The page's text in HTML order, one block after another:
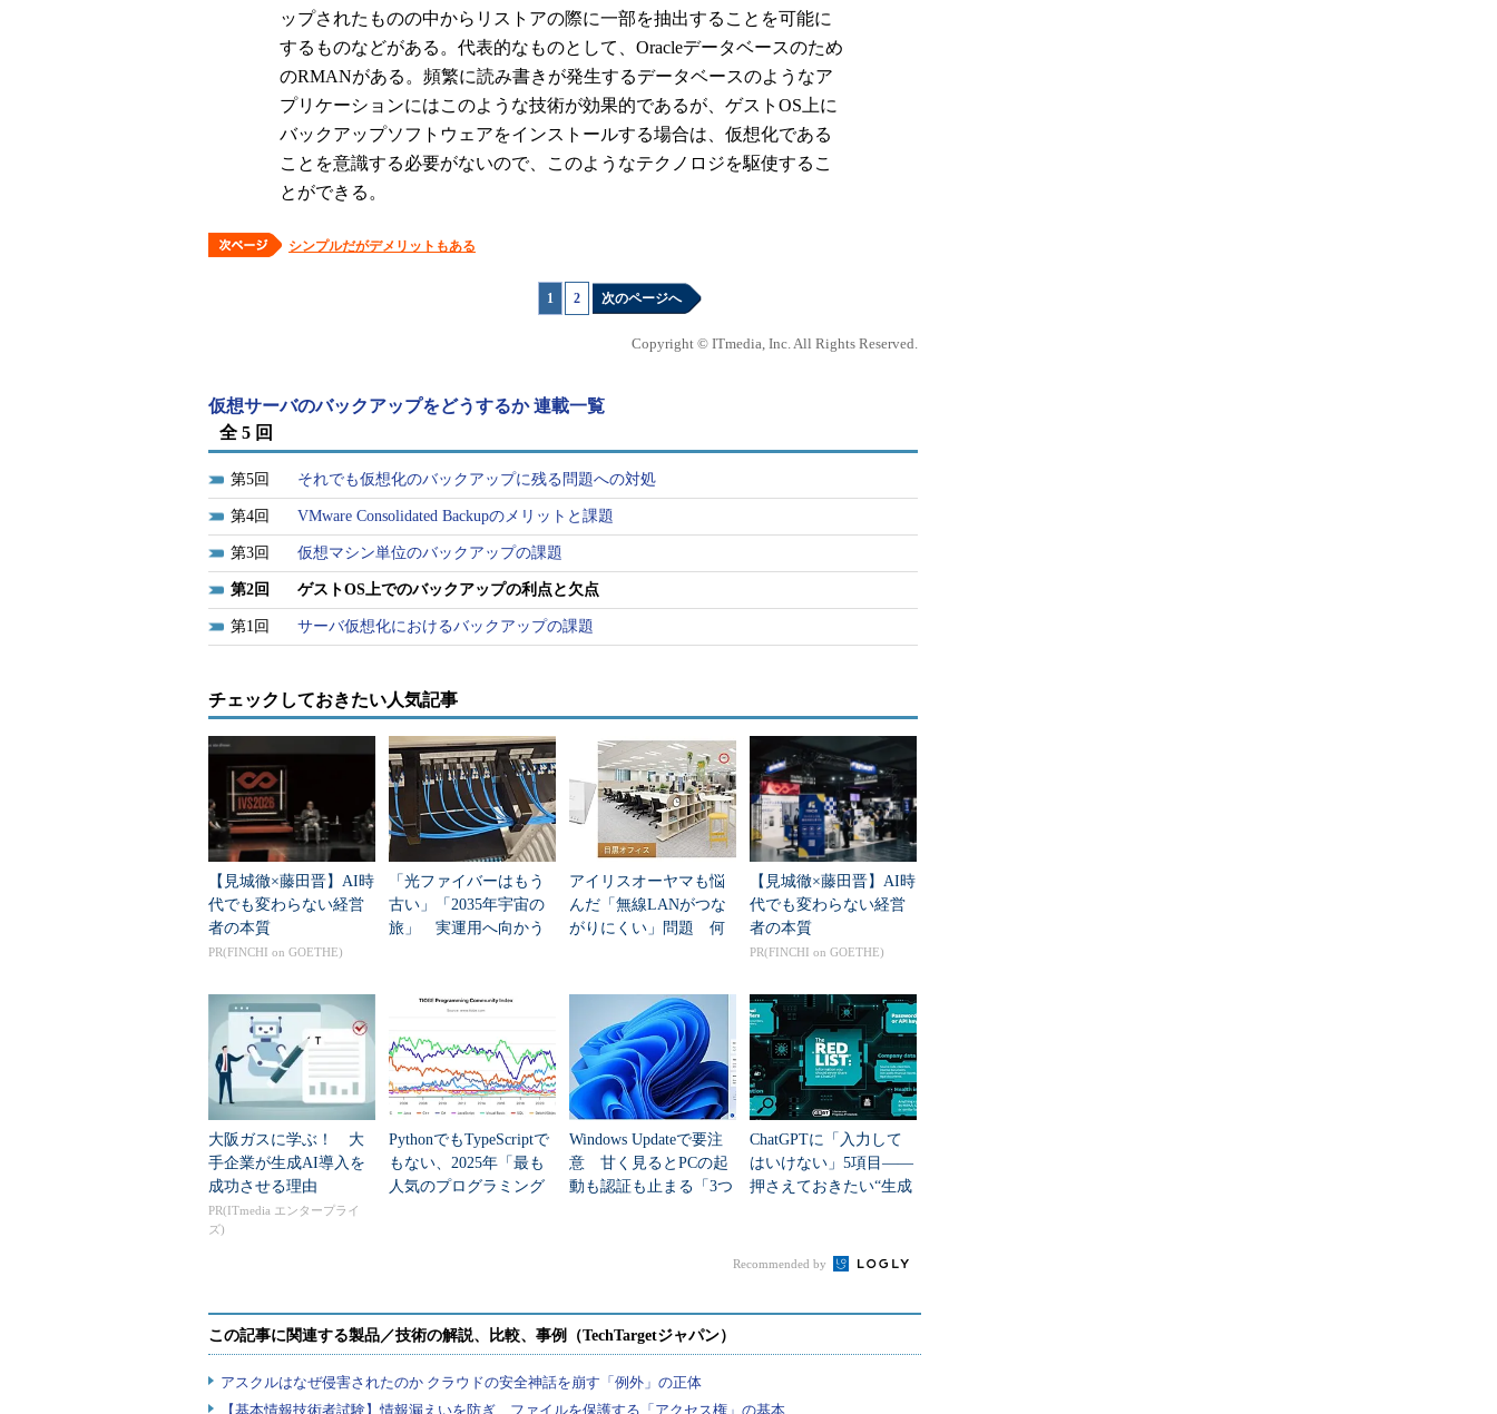
ップされたものの中からリストアの際に一部を抽出することを可能に
するものなどがある。代表的なものとして、Oracleデータベースのため
のRMANがある。頻繁に読み書きが発生するデータベースのようなア
プリケーションにはこのような技術が効果的であるが、ゲストOS上に
バックアップソフトウェアをインストールする場合は、仮想化である
ことを意識する必要がないので、このようなテクノロジを駆使するこ
とができる。
シンプルだがデメリットもある
1 2 次のページへ
Copyright © ITmedia, Inc. All Rights Reserved.
仮想サーバのバックアップをどうするか 連載一覧
全 5 回
5 それでも仮想化のバックアップに残る問題への対処
4 VMware Consolidated Backupのメリットと課題
3 仮想マシン単位のバックアップの課題
2 ゲストOS上でのバックアップの利点と欠点
1 サーバ仮想化におけるバックアップの課題
チェックしておきたい人気記事
【見城徹×藤田晋】AI時
代でも変わらない経営
者の本質
PR(FINCHI on GOETHE)
「光ファイバーはもう
古い」「2035年宇宙の
旅」 実運用へ向かう
アイリスオーヤマも悩
んだ「無線LANがつな
がりにくい」問題 何
【見城徹×藤田晋】AI時
代でも変わらない経営
者の本質
PR(FINCHI on GOETHE)
大阪ガスに学ぶ！ 大
手企業が生成AI導入を
成功させる理由
PR(ITmedia エンタープライ
ズ)
PythonでもTypeScriptで
もない、2025年「最も
人気のプログラミング
Windows Updateで要注
意 甘く見るとPCの起
動も認証も止まる「3つ
ChatGPTに「入力して
はいけない」5項目――
押さえておきたい“生成
Recommended by